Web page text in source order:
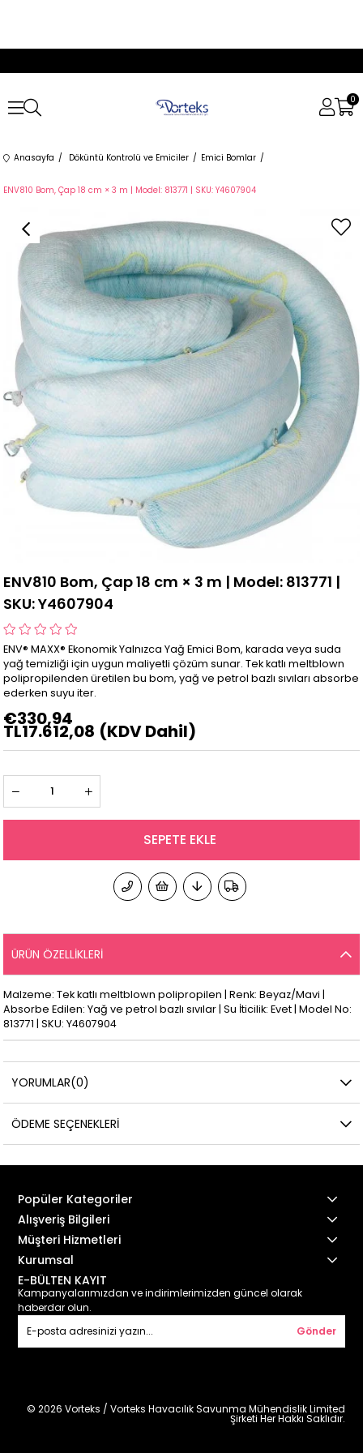
0
Anasayfa Döküntü Kontrolü ve Emiciler Emici Bomlar
ENV810 Bom, Çap 18 cm × 3 m | Model: 813771 | SKU: Y4607904
ENV810 Bom, Çap 18 cm × 3 m | Model: 813771 |
SKU: Y4607904
ENV® MAXX® Ekonomik Yalnızca Yağ Emici Bom, karada veya suda
yağ temizliği için uygun maliyetli çözüm sunar. Tek katlı meltblown
polipropilenden üretilen bu bom, yağ ve petrol bazlı sıvıları absorbe
ederken suyu iter.
€330,94
TL17.612,08 (KDV Dahil)
ÜRÜN ÖZELLIKLERI
Malzeme: Tek katlı meltblown polipropilen | Renk: Beyaz/Mavi |
Absorbe Edilen: Yağ ve petrol bazlı sıvılar | Su İticilik: Evet | Model No:
813771 | SKU: Y4607904
YORUMLAR(0)
ÖDEME SEÇENEKLERI
Popüler Kategoriler
Alışveriş Bilgileri
Müşteri Hizmetleri
Kurumsal
E-BÜLTEN KAYIT
Kampanyalarımızdan ve indirimlerimizden güncel olarak
haberdar olun.
Gönder
© 2026 Vorteks / Vorteks Havacılık Savunma Mühendislik Limited
Şirketi Her Hakkı Saklıdır.